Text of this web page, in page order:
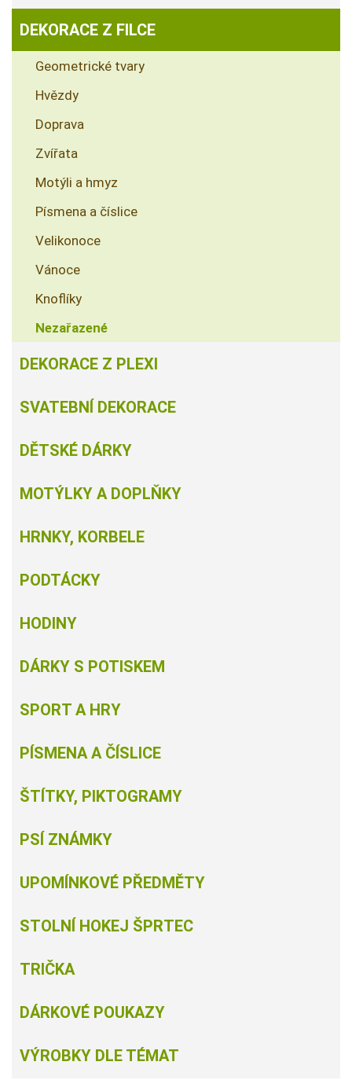
DEKORACE Z FILCE
Geometrické tvary
Hvězdy
Doprava
Zvířata
Motýli a hmyz
Písmena a číslice
Velikonoce
Vánoce
Knoflíky
Nezařazené
DEKORACE Z PLEXI
SVATEBNÍ DEKORACE
DĚTSKÉ DÁRKY
MOTÝLKY A DOPLŇKY
HRNKY, KORBELE
PODTÁCKY
HODINY
DÁRKY S POTISKEM
SPORT A HRY
PÍSMENA A ČÍSLICE
ŠTÍTKY, PIKTOGRAMY
PSÍ ZNÁMKY
UPOMÍNKOVÉ PŘEDMĚTY
STOLNÍ HOKEJ ŠPRTEC
TRIČKA
DÁRKOVÉ POUKAZY
VÝROBKY DLE TÉMAT